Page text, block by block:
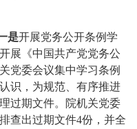
是开展党务公开条例学
展《中国共产党党务公
党委会议集中学习条例
识，为规范、有序推进
过期文件。院机关党委
查出过期文件4份，并全